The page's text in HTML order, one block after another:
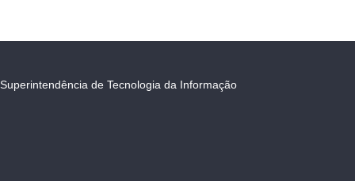
Superintendência de Tecnologia da Informação